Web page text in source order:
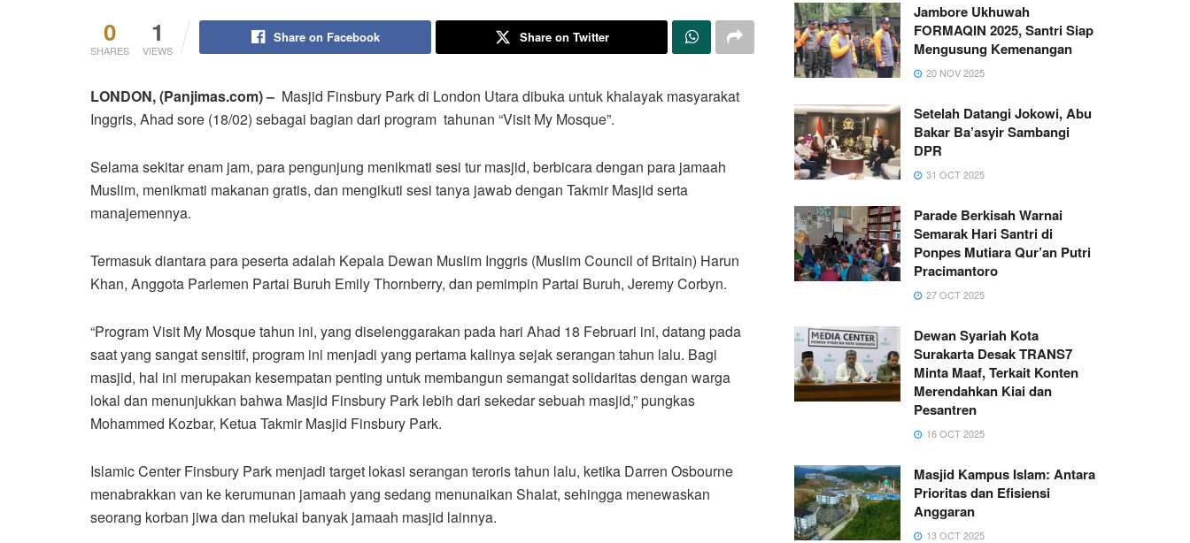
0
SHARES
1
VIEWS
Share on Facebook Share on Twitter
LONDON, (Panjimas.com) – Masjid Finsbury Park di London Utara dibuka untuk khalayak masyarakat
Inggris, Ahad sore (18/02) sebagai bagian dari program tahunan “Visit My Mosque”.
Selama sekitar enam jam, para pengunjung menikmati sesi tur masjid, berbicara dengan para jamaah
Muslim, menikmati makanan gratis, dan mengikuti sesi tanya jawab dengan Takmir Masjid serta
manajemennya.
Termasuk diantara para peserta adalah Kepala Dewan Muslim Inggris (Muslim Council of Britain) Harun
Khan, Anggota Parlemen Partai Buruh Emily Thornberry, dan pemimpin Partai Buruh, Jeremy Corbyn.
“Program Visit My Mosque tahun ini, yang diselenggarakan pada hari Ahad 18 Februari ini, datang pada
saat yang sangat sensitif, program ini menjadi yang pertama kalinya sejak serangan tahun lalu. Bagi
masjid, hal ini merupakan kesempatan penting untuk membangun semangat solidaritas dengan warga
lokal dan menunjukkan bahwa Masjid Finsbury Park lebih dari sekedar sebuah masjid,” pungkas
Mohammed Kozbar, Ketua Takmir Masjid Finsbury Park.
Islamic Center Finsbury Park menjadi target lokasi serangan teroris tahun lalu, ketika Darren Osbourne
menabrakkan van ke kerumunan jamaah yang sedang menunaikan Shalat, sehingga menewaskan
seorang korban jiwa dan melukai banyak jamaah masjid lainnya.
Jambore Ukhuwah
FORMAQIN 2025, Santri Siap
Mengusung Kemenangan
20 NOV 2025
Setelah Datangi Jokowi, Abu
Bakar Ba’asyir Sambangi
DPR
31 OCT 2025
Parade Berkisah Warnai
Semarak Hari Santri di
Ponpes Mutiara Qur’an Putri
Pracimantoro
27 OCT 2025
Dewan Syariah Kota
Surakarta Desak TRANS7
Minta Maaf, Terkait Konten
Merendahkan Kiai dan
Pesantren
16 OCT 2025
Masjid Kampus Islam: Antara
Prioritas dan Efisiensi
Anggaran
13 OCT 2025